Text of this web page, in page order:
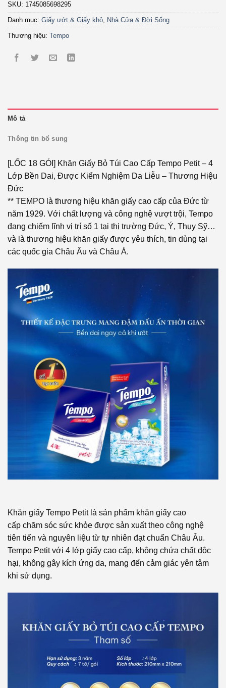
SKU: 1745085698295
Danh mục: Giấy ướt & Giấy khô, Nhà Cửa & Đời Sống
Thương hiệu: Tempo
Mô tả
Thông tin bổ sung
[LỐC 18 GÓI] Khăn Giấy Bỏ Túi Cao Cấp Tempo Petit – 4
Lớp Bền Dai, Được Kiểm Nghiệm Da Liễu – Thương Hiệu
Đức
** TEMPO là thương hiệu khăn giấy cao cấp của Đức từ
năm 1929. Với chất lượng và công nghệ vượt trội, Tempo
đang chiếm lĩnh vị trí số 1 tại thị trường Đức, Ý, Thụy Sỹ…
và là thương hiệu khăn giấy được yêu thích, tin dùng tại
các quốc gia Châu Âu và Châu Á.
Khăn giấy Tempo Petit là sản phẩm khăn giấy cao
cấp chăm sóc sức khỏe được sản xuất theo công nghệ
tiên tiến và nguyên liệu từ tự nhiên đạt chuẩn Châu Âu.
Tempo Petit với 4 lớp giấy cao cấp, không chứa chất độc
hại, không gây kích ứng da, mang đến cảm giác yên tâm
khi sử dụng.